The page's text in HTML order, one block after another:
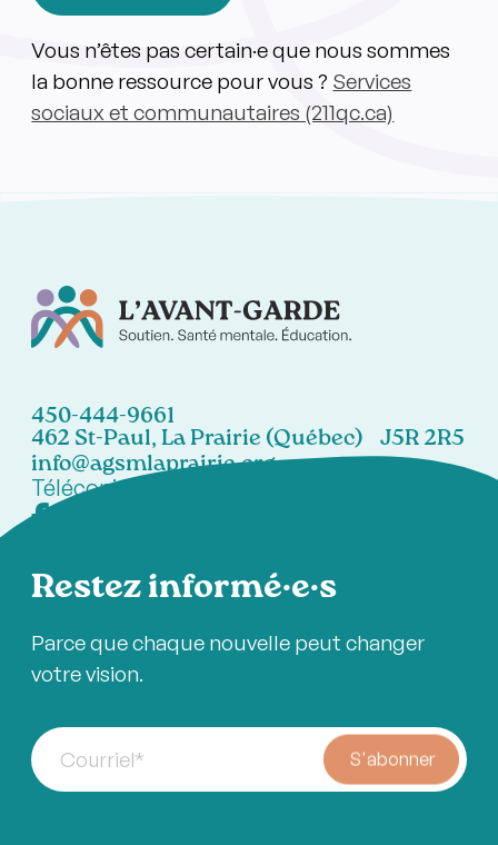
Vous n’êtes pas certain·e que nous sommes
la bonne ressource pour vous ? Services
sociaux et communautaires (211qc.ca)
450-444-9661
462 St-Paul, La Prairie (Québec) J5R 2R5
info@agsmlaprairie.org
Télécopieur:
Restez informé·e·s
Parce que chaque nouvelle peut changer
votre vision.
Courriel* S'abonner